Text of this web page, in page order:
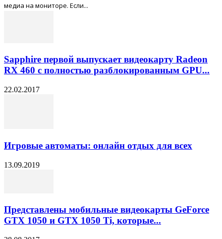
медиа на мониторе. Если...
Sapphire первой выпускает видеокарту Radeon
RX 460 с полностью разблокированным GPU...
22.02.2017
Игровые автоматы: онлайн отдых для всех
13.09.2019
Представлены мобильные видеокарты GeForce
GTX 1050 и GTX 1050 Ti, которые...